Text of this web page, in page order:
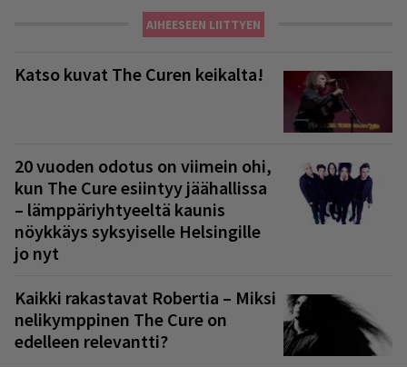
AIHEESEEN LIITTYEN
Katso kuvat The Curen keikalta!
20 vuoden odotus on viimein ohi,
kun The Cure esiintyy jäähallissa
– lämppäriyhtyeeltä kaunis
nöykkäys syksyiselle Helsingille
jo nyt
Kaikki rakastavat Robertia – Miksi
nelikymppinen The Cure on
edelleen relevantti?